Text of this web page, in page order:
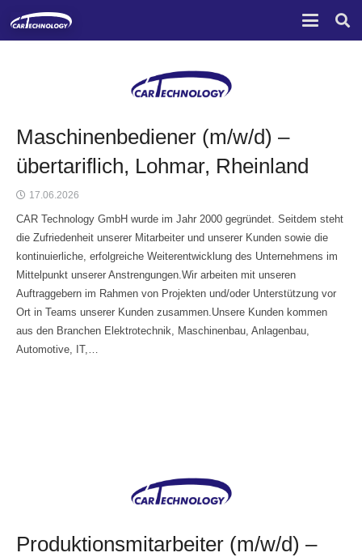
Maschinenbediener (m/w/d) –
übertariflich, Lohmar, Rheinland
17.06.2026
CAR Technology GmbH wurde im Jahr 2000 gegründet. Seitdem steht
die Zufriedenheit unserer Mitarbeiter und unserer Kunden sowie die
kontinuierliche, erfolgreiche Weiterentwicklung des Unternehmens im
Mittelpunkt unserer Anstrengungen.Wir arbeiten mit unseren
Auftraggebern im Rahmen von Projekten und/oder Unterstützung vor
Ort in Teams unserer Kunden zusammen.Unsere Kunden kommen
aus den Branchen Elektrotechnik, Maschinenbau, Anlagenbau,
Automotive, IT,…
Produktionsmitarbeiter (m/w/d) –